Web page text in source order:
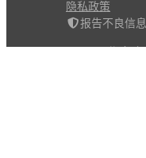
隐私政策
报告不良信息